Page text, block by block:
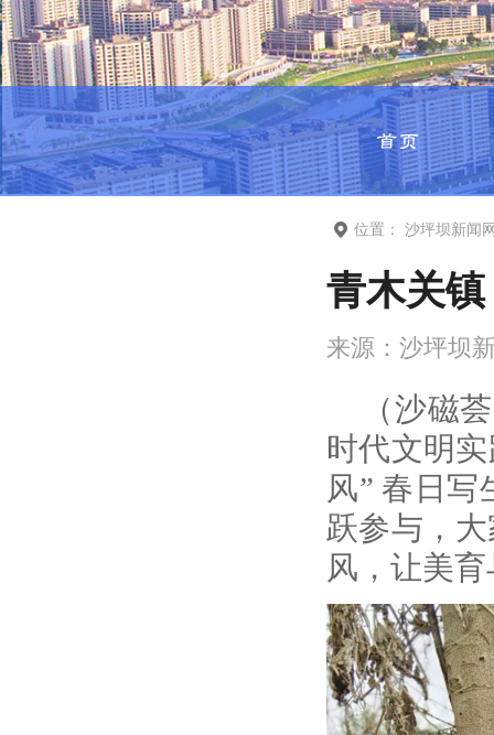
首页
位置： 沙坪坝新闻
青木关
来源： 沙坪坝
（沙磁
时代文明
风” 春日
跃参与，
风，让美